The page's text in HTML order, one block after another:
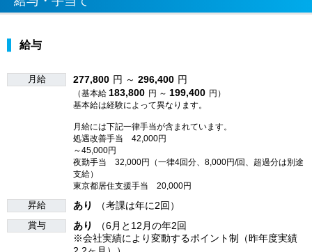
給与
月給 277,800 円 ～ 296,400 円
（基本給 183,800 円 ～ 199,400 円）
基本給は経験によって異なります。
月給には下記一律手当が含まれています。
処遇改善手当 42,000円
～45,000円
夜勤手当 32,000円（一律4回分、8,000円/回、超過分は別途
支給）
東京都居住支援手当 20,000円
昇給 あり （考課は年に2回）
賞与 あり
（6月と12月の年2回
※会社実績により変動するポイント制（昨年度実績